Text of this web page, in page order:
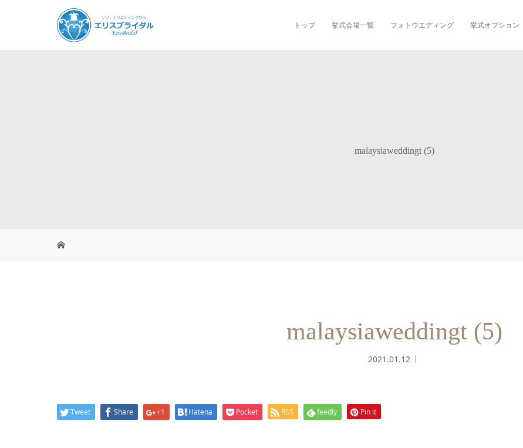
トップ 挙式会場一覧 フォトウエディング 挙式オプション
malaysiaweddingt (5)
malaysiaweddingt (5)
2021.01.12
Tweet Share +1 Hatena Pocket RSS feedly Pin it